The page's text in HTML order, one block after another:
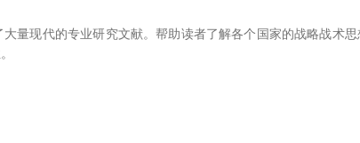
量现代的专业研究文献。帮助读者了解各个国家的战略战术